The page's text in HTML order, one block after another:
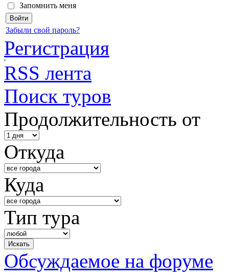
Запомнить меня
Забыли свой пароль?
Регистрация
RSS лента
Поиск туров
Продолжительность от
Откуда
Куда
Тип тура
Обсуждаемое на форуме